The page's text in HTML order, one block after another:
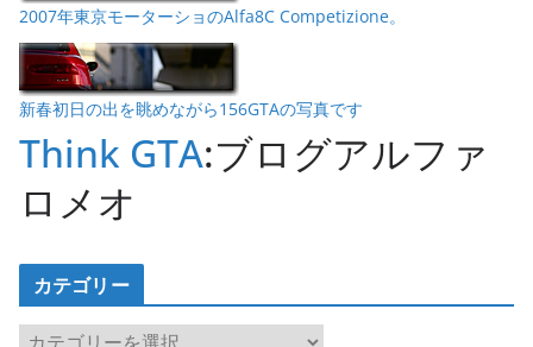
2007年東京モーターショのAlfa8C Competizione。
新春初日の出を眺めながら156GTAの写真です
Think GTA:ブログアルファ
ロメオ
カテゴリー
カ